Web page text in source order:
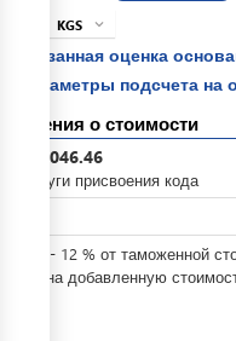
KGS expand_more
Указанная оценка
параметры подсчета
Сведения о стоимости
2,046.46
За услуги присвоения кода
- 12 % от таможенной
Налог на добавленную